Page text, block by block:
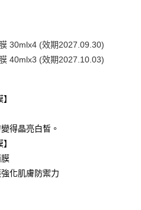
付款」的支付方式。 讓您購物簡單
不需儲值。
即可結帳。
款。
30mlx4 (效期2027.09.30)
40mlx3 (效期2027.10.03)
得晶亮白皙。
化肌膚防禦力